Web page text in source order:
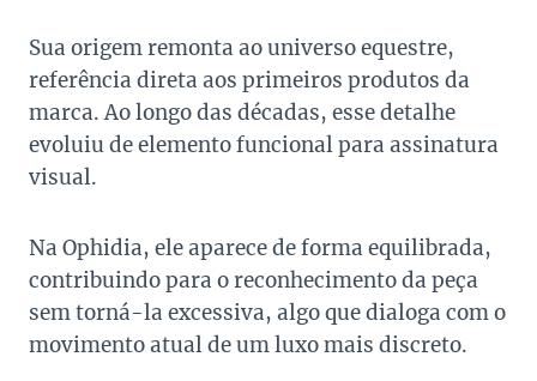
Sua origem remonta ao universo equestre,
referência direta aos primeiros produtos da
marca. Ao longo das décadas, esse detalhe
evoluiu de elemento funcional para assinatura
visual.
Na Ophidia, ele aparece de forma equilibrada,
contribuindo para o reconhecimento da peça
sem torná-la excessiva, algo que dialoga com o
movimento atual de um luxo mais discreto.